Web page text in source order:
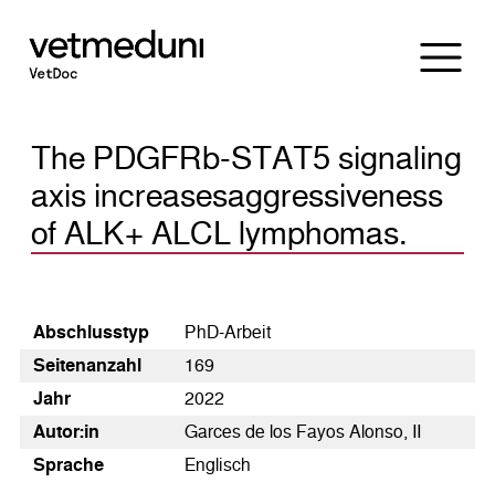
The PDGFRb-STAT5 signaling
axis increasesaggressiveness
of ALK+ ALCL lymphomas.
Abschluss­typ
PhD-Arbeit
Seiten­anzahl
169
Jahr
2022
Autor:in
Garces de los Fayos Alonso, II
Sprache
Englisch